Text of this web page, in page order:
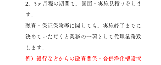
2、3ヶ月程の期間で、図面・実施見積りをしま
す。
融資・保証保険等に関しても、実施終了までに
決めていただくと業務の一環として代理業務致
します。
例）銀行などからの融資関係・合併浄化槽設置